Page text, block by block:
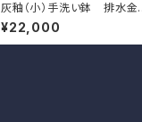
灰釉（小）手洗い鉢 排水金
具付き
¥22,000